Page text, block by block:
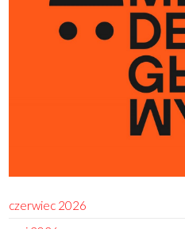
czerwiec 2026